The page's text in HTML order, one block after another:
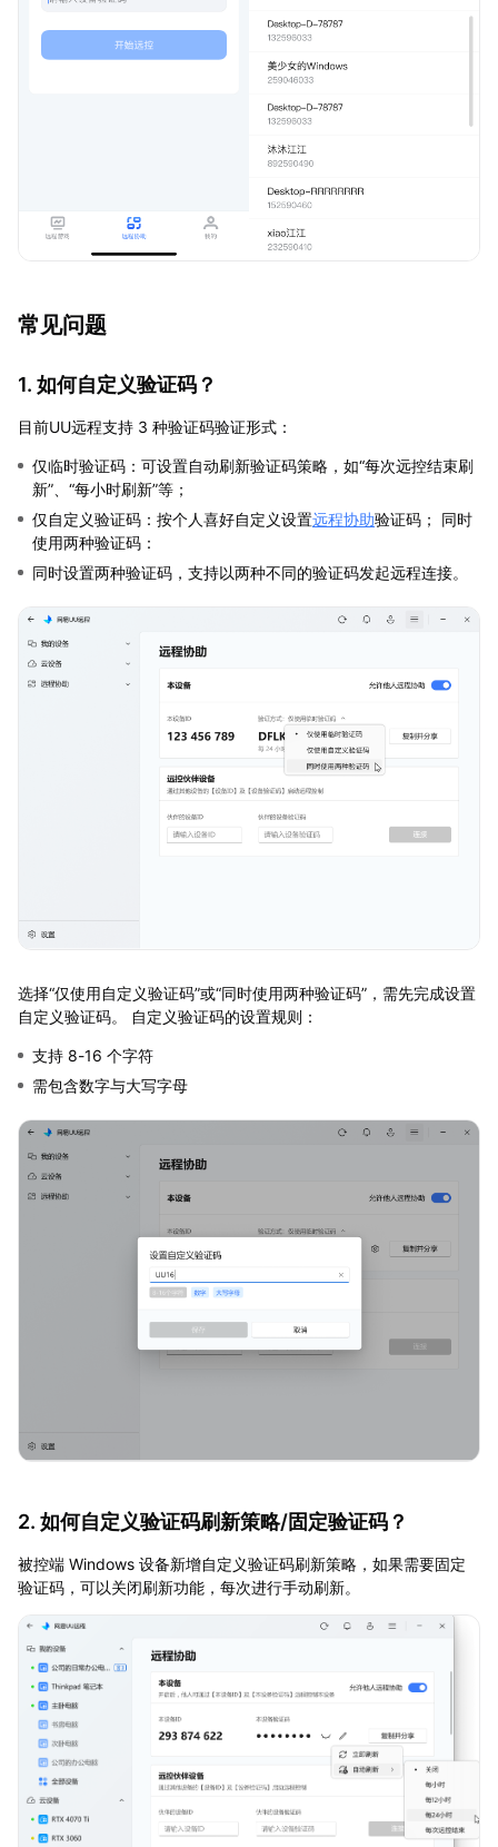
常见问题
1. 如何自定义验证码？
目前UU远程支持 3 种验证码验证形式：
仅临时验证码：可设置自动刷新验证码策略，如“每次远控结束刷
新”、“每小时刷新”等；
仅自定义验证码：按个人喜好自定义设置远程协助验证码； 同时
使用两种验证码：
同时设置两种验证码，支持以两种不同的验证码发起远程连接。
选择“仅使用自定义验证码”或“同时使用两种验证码”，需先完成设置
自定义验证码。 自定义验证码的设置规则：
支持 8-16 个字符
需包含数字与大写字母
2. 如何自定义验证码刷新策略/固定验证码？
被控端 Windows 设备新增自定义验证码刷新策略，如果需要固定
验证码，可以关闭刷新功能，每次进行手动刷新。